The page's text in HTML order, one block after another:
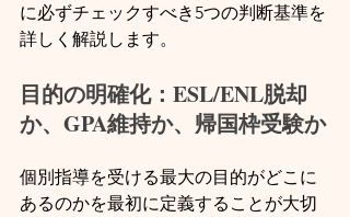
に必ずチェックすべき5つの判断基準を
詳しく解説します。
目的の明確化：ESL/ENL脱却
か、GPA維持か、帰国枠受験か
個別指導を受ける最大の目的がどこに
あるのかを最初に定義することが大切